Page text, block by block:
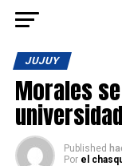
JUJUY
Morales
Published
Por el